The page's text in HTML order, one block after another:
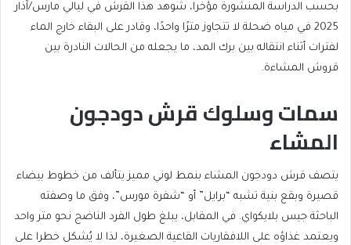
بحسب الدراسة المنشورة مؤخرا، شوهد هذا القرش في ليالي مارس/آذار
2025 في مياه ضحلة لا تتجاوز مترًا واحدًا، وقادر على البقاء خارج الماء
لفترات أثناء انتقاله بين برك المد، ما يجعله من الحالات النادرة بين
قروش المشاءة.
سمات وسلوك قرش دودجون
المشاء
يتصف قرش دودجون المشاء بنمط لوني مميز يتألف من خطوط بيضاء
قصيرة وبقع بنية تشبه “برايل” أو “شفرة مورس”، وفق ما وصفته
الباحثة جيس بلايكواي. في المقابل، يبلغ طول الفرد الناضج نحو متر واحد
ويعتمد غذاؤه على اللافقاريات القاعية الصغيرة، لذا لا يُشكل خطرا على